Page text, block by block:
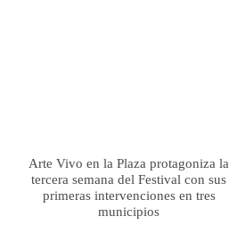
Arte Vivo en la Plaza protagoniza la
tercera semana del Festival con sus
primeras intervenciones en tres
municipios